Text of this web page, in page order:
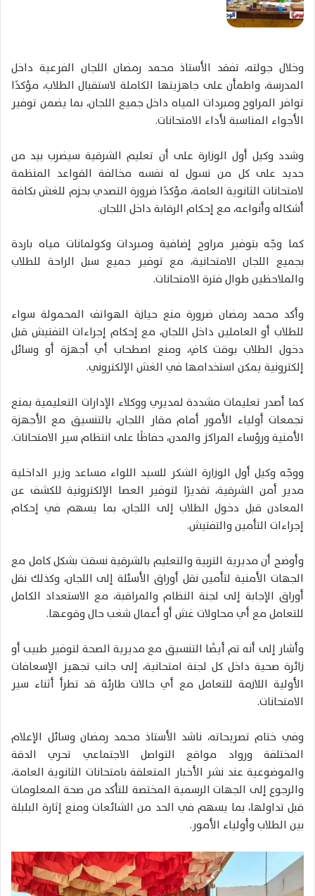
وخلال جولته، تفقد الأستاذ محمد رمضان اللجان الفرعية داخل
المدرسة، واطمأن على جاهزيتها الكاملة لاستقبال الطلاب، مؤكدًا
توافر المراوح ومبردات المياه داخل جميع اللجان، بما يضمن توفير
الأجواء المناسبة لأداء الامتحانات.
وشدد وكيل أول الوزارة على أن تعليم الشرقية سيضرب بيد من
حديد على كل من تسول له نفسه مخالفة القواعد المنظمة
لامتحانات الثانوية العامة، مؤكدًا ضرورة التصدي بحزم للغش بكافة
أشكاله وأنواعه، مع إحكام الرقابة داخل اللجان.
كما وجّه بتوفير مراوح إضافية ومبردات وكولمانات مياه باردة
بجميع اللجان الامتحانية، مع توفير جميع سبل الراحة للطلاب
والملاحظين طوال فترة الامتحانات.
وأكد محمد رمضان ضرورة منع حيازة الهواتف المحمولة سواء
للطلاب أو العاملين داخل اللجان، مع إحكام إجراءات التفتيش قبل
دخول الطلاب بوقت كافٍ، ومنع اصطحاب أي أجهزة أو وسائل
إلكترونية يمكن استخدامها في الغش الإلكتروني.
كما أصدر تعليمات مشددة لمديري ووكلاء الإدارات التعليمية بمنع
تجمعات أولياء الأمور أمام مقار اللجان، بالتنسيق مع الأجهزة
الأمنية ورؤساء المراكز والمدن، حفاظًا على انتظام سير الامتحانات.
ووجّه وكيل أول الوزارة الشكر للسيد اللواء مساعد وزير الداخلية
مدير أمن الشرقية، تقديرًا لتوفير العصا الإلكترونية للكشف عن
المعادن قبل دخول الطلاب إلى اللجان، بما يسهم في إحكام
إجراءات التأمين والتفتيش.
وأوضح أن مديرية التربية والتعليم بالشرقية نسقت بشكل كامل مع
الجهات الأمنية لتأمين نقل أوراق الأسئلة إلى اللجان، وكذلك نقل
أوراق الإجابة إلى لجنة النظام والمراقبة، مع الاستعداد الكامل
للتعامل مع أي محاولات غش أو أعمال شغب حال وقوعها.
وأشار إلى أنه تم أيضًا التنسيق مع مديرية الصحة لتوفير طبيب أو
زائرة صحية داخل كل لجنة امتحانية، إلى جانب تجهيز الإسعافات
الأولية اللازمة للتعامل مع أي حالات طارئة قد تطرأ أثناء سير
الامتحانات.
وفي ختام تصريحاته، ناشد الأستاذ محمد رمضان وسائل الإعلام
المختلفة ورواد مواقع التواصل الاجتماعي تحري الدقة
والموضوعية عند نشر الأخبار المتعلقة بامتحانات الثانوية العامة،
والرجوع إلى الجهات الرسمية المختصة للتأكد من صحة المعلومات
قبل تداولها، بما يسهم في الحد من الشائعات ومنع إثارة البلبلة
بين الطلاب وأولياء الأمور.